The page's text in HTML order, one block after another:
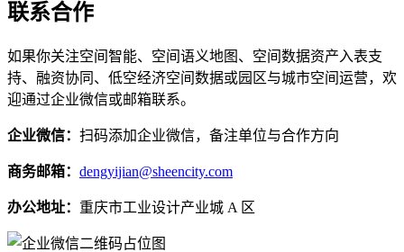
联系合作
如果你关注空间智能、空间语义地图、空间数据资产入表支
持、融资协同、低空经济空间数据或园区与城市空间运营，欢
迎通过企业微信或邮箱联系。
企业微信： 扫码添加企业微信，备注单位与合作方向
商务邮箱： dengyijian@sheencity.com
办公地址： 重庆市工业设计产业城 A 区